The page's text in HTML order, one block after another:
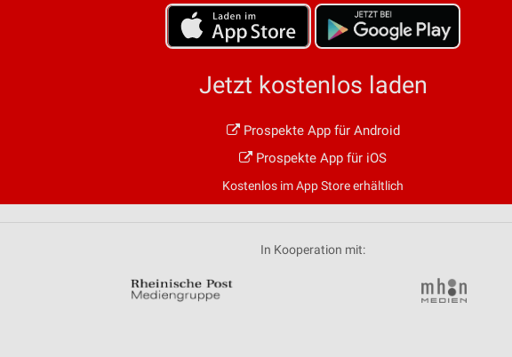
Jetzt kostenlos laden
Prospekte App für Android
Prospekte App für iOS
Kostenlos im App Store erhältlich
In Kooperation mit: